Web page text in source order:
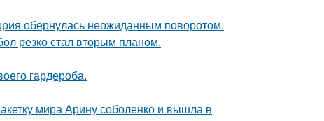
обернулась неожиданным поворотом.
резко стал вторым планом.
гардероба.
мира Арину соболенко и вышла в